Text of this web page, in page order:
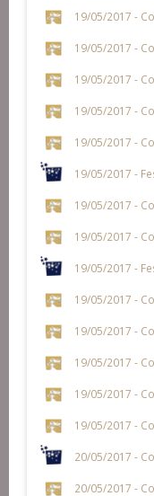
19/05/2017 -
19/05/2017 -
19/05/2017 -
19/05/2017 -
19/05/2017 -
19/05/2017 -
19/05/2017 -
19/05/2017 -
19/05/2017 -
19/05/2017 -
19/05/2017 -
19/05/2017 -
19/05/2017 -
19/05/2017 -
20/05/2017 -
20/05/2017 -